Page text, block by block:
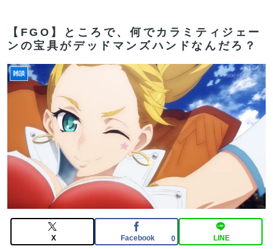
侵攻なかった」 湯崎前県知事「核抑止はフィクション」
【FGO】再臨状態でバフ受けれる受けれないが困る
パさん「平和を願う式典なのに防弾ガラスと防弾バッグ
SPで囲まれた壇上でスピーチする人が総理大臣」
【FGO】バッファーとしても十分使えるね。レオニダス
強化みんなの反応まとめ
【雑談】アニプレックスってFGO以外で稼げるスマホゲ
ームってあるんだっけ？
【FGO】スルトくんは保険に使えたのかね実際
【FGO】スルトくんは保険に使えたのかね実際
【悲報】韓国人「え待って、何で日本の避難所って10年
【FGO】ところで、何でカラミティジェー
ンの宝具がデッドマンズハンドなんだろ？
雑談
X Facebook 0 LINE